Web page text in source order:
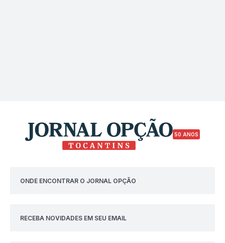
50 ANOS
ONDE ENCONTRAR O JORNAL OPÇÃO
RECEBA NOVIDADES EM SEU EMAIL